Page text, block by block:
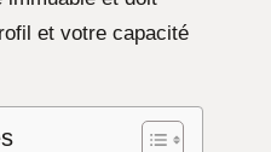
et votre capacité